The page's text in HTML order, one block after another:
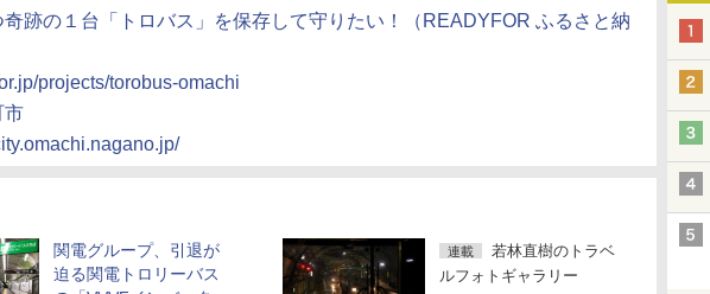
奇跡の１台「トロバス」を保存して守りたい！（READYFOR ふるさと納
projects/torobus-omachi
市
関電グループ、引退が
迫る関電トロリーバス
連載
若林直樹のトラベ
ルフォトギャラリー